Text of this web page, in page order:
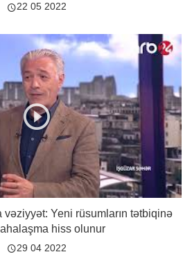
22 05 2022
vəziyyət: Yeni rüsumların tətbiqinə
hiss olunur
29 04 2022